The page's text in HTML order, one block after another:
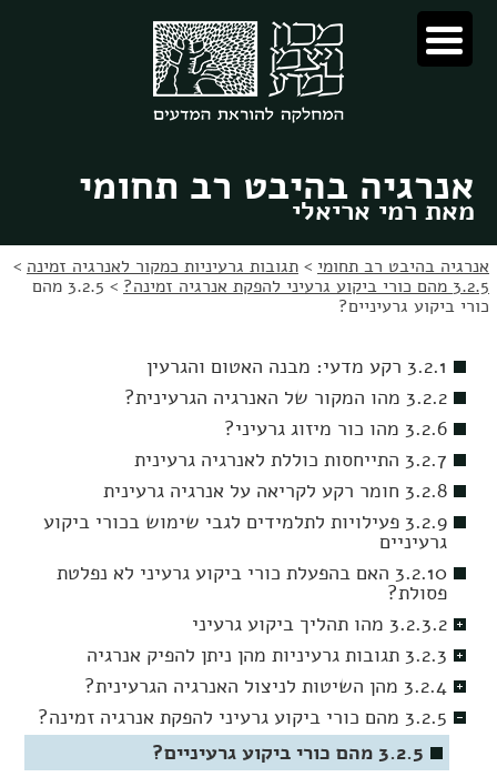
לתוכן
לניווט
אנרגיה בהיבט רב תחומי
מאת רמי אריאלי
אנרגיה בהיבט רב תחומי > תגובות גרעיניות כמקור לאנרגיה זמינה >
3.2.5 מהם כורי ביקוע גרעיני להפקת אנרגיה זמינה?
>
3.2.5 מהם
כורי ביקוע גרעיניים?
3.2.1 רקע מדעי: מבנה האטום והגרעין
3.2.2 מהו המקור של האנרגיה הגרעינית?
3.2.6 מהו כור מיזוג גרעיני?
3.2.7 התייחסות כוללת לאנרגיה גרעינית
3.2.8 חומר רקע לקריאה על אנרגיה גרעינית
3.2.9 פעילויות לתלמידים לגבי שימוש בכורי ביקוע
גרעיניים
3.2.10 האם בהפעלת כורי ביקוע גרעיני לא נפלטת
פסולת?
3.2.3.2 מהו תהליך ביקוע גרעיני
3.2.3 תגובות גרעיניות מהן ניתן להפיק אנרגיה
3.2.4 מהן השיטות לניצול האנרגיה הגרעינית?
3.2.5 מהם כורי ביקוע גרעיני להפקת אנרגיה זמינה?
3.2.5 מהם כורי ביקוע גרעיניים?